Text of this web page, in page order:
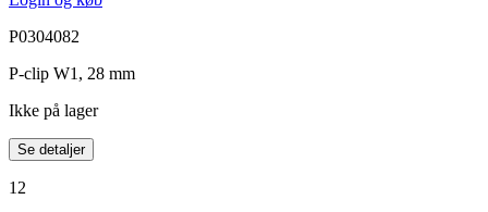
P0304082
P-clip W1, 28 mm
Ikke på lager
Se detaljer
12